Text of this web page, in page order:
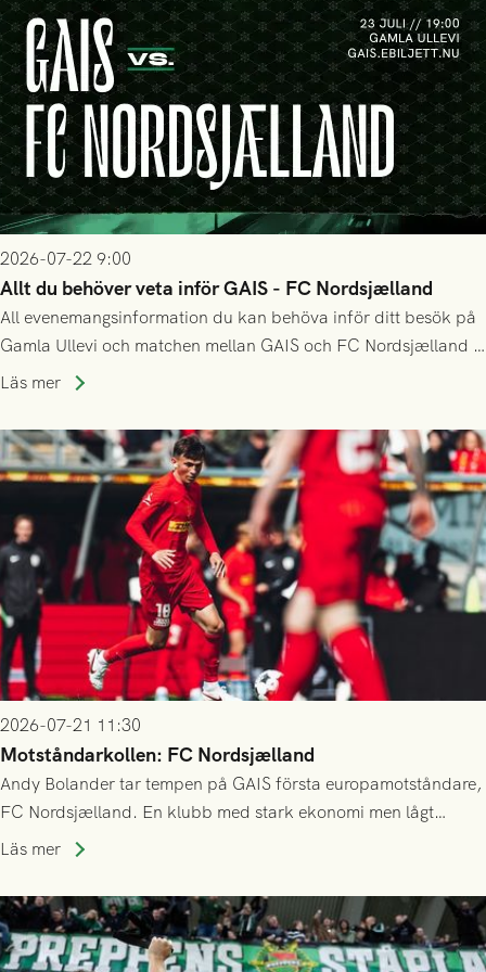
2026-07-22 9:00
Allt du behöver veta inför GAIS - FC Nordsjælland
All evenemangsinformation du kan behöva inför ditt besök på
Gamla Ullevi och matchen mellan GAIS och FC Nordsjælland i
kvalet till Conference League! Avspark kl 19.00 på torsdag
Läs mer
2026-07-21 11:30
Motståndarkollen: FC Nordsjælland
Andy Bolander tar tempen på GAIS första europamotståndare,
FC Nordsjælland. En klubb med stark ekonomi men lågt
publiksnitt, ett lag med både kollektiv styrka och individuell
Läs mer